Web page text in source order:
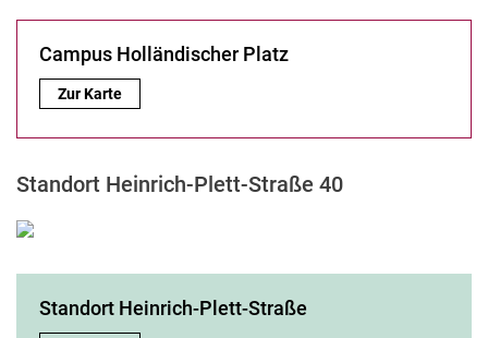
Campus Holländischer Platz
Campus Holländischer Platz:
Zur Karte
Standort Heinrich-Plett-Straße 40
Standort Heinrich-Plett-Straße